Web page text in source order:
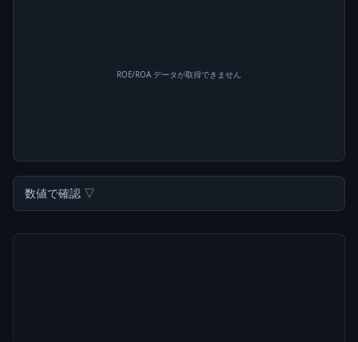
ROE/ROA データが取得できません
数値で確認 ▽